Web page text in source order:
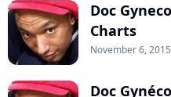
Doc
Charts
November 6, 2015
Doc